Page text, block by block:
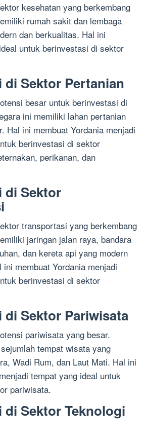
kesehatan yang berkembang
rumah sakit dan lembaga
dan berkualitas. Hal ini
untuk berinvestasi di sektor
di Sektor Pertanian
besar untuk berinvestasi di
ini memiliki lahan pertanian
Hal ini membuat Yordania menjadi
berinvestasi di sektor
perikanan, dan
di Sektor
transportasi yang berkembang
jaringan jalan raya, bandara
dan kereta api yang modern
membuat Yordania menjadi
berinvestasi di sektor
di Sektor Pariwisata
pariwisata yang besar.
tempat wisata yang
Wadi Rum, dan Laut Mati. Hal ini
tempat yang ideal untuk
pariwisata.
di Sektor Teknologi